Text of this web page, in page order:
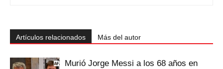
Artículos relacionados Más del autor
Murió Jorge Messi a los 68 años en